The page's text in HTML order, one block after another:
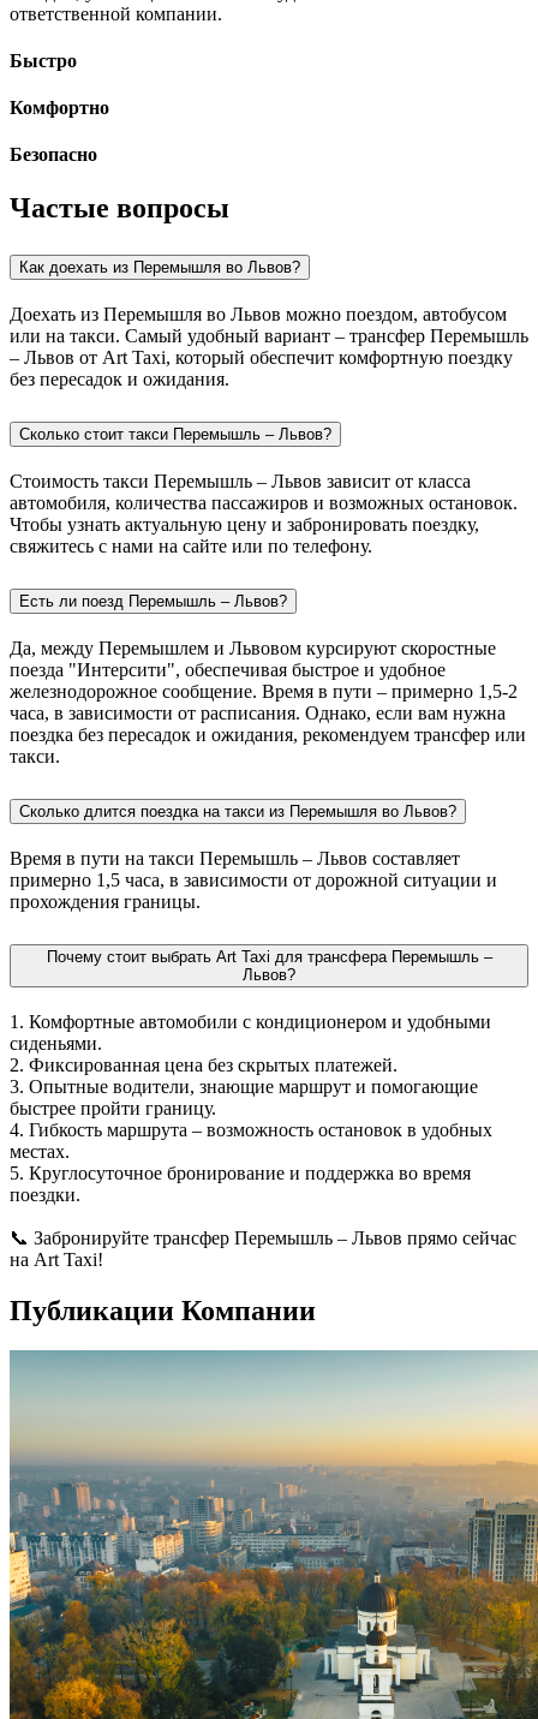
ответственной компании.
Быстро
Комфортно
Безопасно
Частые вопросы
Как доехать из Перемышля во Львов?
Доехать из Перемышля во Львов можно поездом, автобусом
или на такси. Самый удобный вариант – трансфер Перемышль
– Львов от Art Taxi, который обеспечит комфортную поездку
без пересадок и ожидания.
Сколько стоит такси Перемышль – Львов?
Стоимость такси Перемышль – Львов зависит от класса
автомобиля, количества пассажиров и возможных остановок.
Чтобы узнать актуальную цену и забронировать поездку,
свяжитесь с нами на сайте или по телефону.
Есть ли поезд Перемышль – Львов?
Да, между Перемышлем и Львовом курсируют скоростные
поезда "Интерсити", обеспечивая быстрое и удобное
железнодорожное сообщение. Время в пути – примерно 1,5-2
часа, в зависимости от расписания. Однако, если вам нужна
поездка без пересадок и ожидания, рекомендуем трансфер или
такси.
Сколько длится поездка на такси из Перемышля во Львов?
Время в пути на такси Перемышль – Львов составляет
примерно 1,5 часа, в зависимости от дорожной ситуации и
прохождения границы.
Почему стоит выбрать Art Taxi для трансфера Перемышль –
Львов?
1. Комфортные автомобили с кондиционером и удобными
сиденьями.
2. Фиксированная цена без скрытых платежей.
3. Опытные водители, знающие маршрут и помогающие
быстрее пройти границу.
4. Гибкость маршрута – возможность остановок в удобных
местах.
5. Круглосуточное бронирование и поддержка во время
поездки.
📞 Забронируйте трансфер Перемышль – Львов прямо сейчас
на Art Taxi!
Публикации Компании